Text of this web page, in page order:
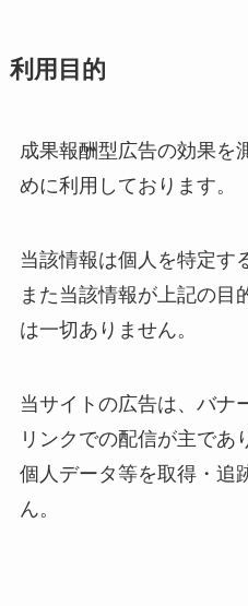
利用目的
成果報酬型広告の効果を
めに利用しております。
当該情報は個人を特定す
また当該情報が上記の目
は一切ありません。
当サイトの広告は、バナ
リンクでの配信が主であ
個人データ等を取得・追
ん。